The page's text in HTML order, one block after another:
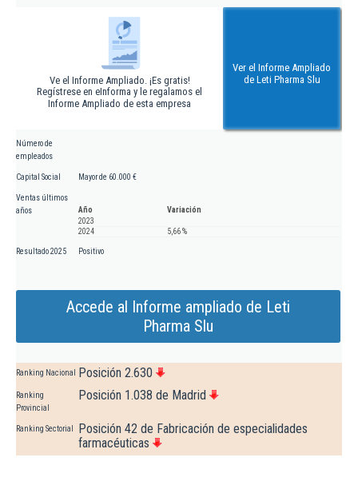
Ve el Informe Ampliado. ¡Es gratis!
Regístrese en eInforma y le regalamos el
Informe Ampliado de esta empresa
Ver el Informe Ampliado
de Leti Pharma Slu
Número de
empleados
Capital Social Mayor de 60.000 €
Ventas últimos
años
Año
Variación
2023
2024
5,66 %
Resultado 2025 Positivo
Accede al Informe ampliado de Leti
Pharma Slu
Ranking Nacional Posición 2.630
Ranking
Provincial
Posición 1.038 de Madrid
Ranking Sectorial
Posición 42 de Fabricación de especialidades
farmacéuticas